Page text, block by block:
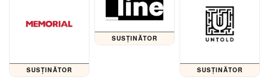
SUSȚINĂTOR
SUSȚINĂTOR
SUSȚINĂTOR